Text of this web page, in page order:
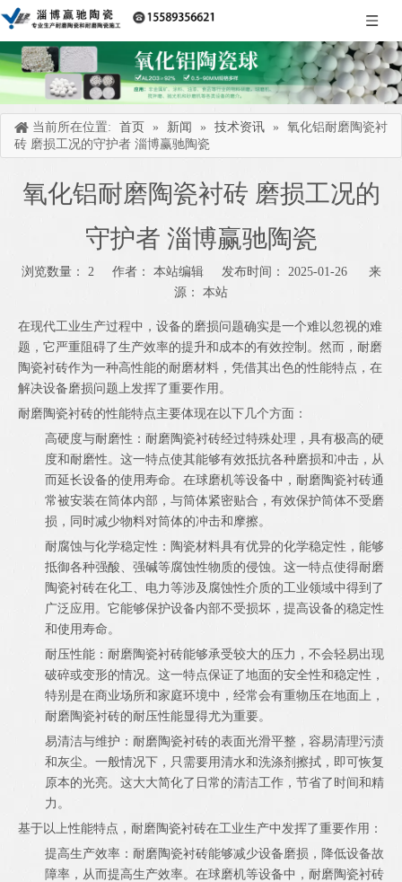
当前所在位置: 首页 » 新闻 » 技术资讯 »
氧化铝耐磨陶瓷衬
砖 磨损工况的守护者 淄博赢驰陶瓷
氧化铝耐磨陶瓷衬砖 磨损工况的
守护者 淄博赢驰陶瓷
浏览数量： 2作者： 本站编辑 发布时间： 2025-01-26 来
源： 本站
["wechat","weibo","qzone","douban","email"]
在现代工业生产过程中，设备的磨损问题确实是一个难以忽视的难
题，它严重阻碍了生产效率的提升和成本的有效控制。然而，耐磨
陶瓷衬砖作为一种高性能的耐磨材料，凭借其出色的性能特点，在
解决设备磨损问题上发挥了重要作用。
耐磨陶瓷衬砖的性能特点主要体现在以下几个方面：
高硬度与耐磨性：耐磨陶瓷衬砖经过特殊处理，具有极高的硬
度和耐磨性。这一特点使其能够有效抵抗各种磨损和冲击，从
而延长设备的使用寿命。在球磨机等设备中，耐磨陶瓷衬砖通
常被安装在筒体内部，与筒体紧密贴合，有效保护筒体不受磨
损，同时减少物料对筒体的冲击和摩擦。
耐腐蚀与化学稳定性：陶瓷材料具有优异的化学稳定性，能够
抵御各种强酸、强碱等腐蚀性物质的侵蚀。这一特点使得耐磨
陶瓷衬砖在化工、电力等涉及腐蚀性介质的工业领域中得到了
广泛应用。它能够保护设备内部不受损坏，提高设备的稳定性
和使用寿命。
耐压性能：耐磨陶瓷衬砖能够承受较大的压力，不会轻易出现
破碎或变形的情况。这一特点保证了地面的安全性和稳定性，
特别是在商业场所和家庭环境中，经常会有重物压在地面上，
耐磨陶瓷衬砖的耐压性能显得尤为重要。
易清洁与维护：耐磨陶瓷衬砖的表面光滑平整，容易清理污渍
和灰尘。一般情况下，只需要用清水和洗涤剂擦拭，即可恢复
原本的光亮。这大大简化了日常的清洁工作，节省了时间和精
力。
基于以上性能特点，耐磨陶瓷衬砖在工业生产中发挥了重要作用：
提高生产效率：耐磨陶瓷衬砖能够减少设备磨损，降低设备故
障率，从而提高生产效率。在球磨机等设备中，耐磨陶瓷衬砖